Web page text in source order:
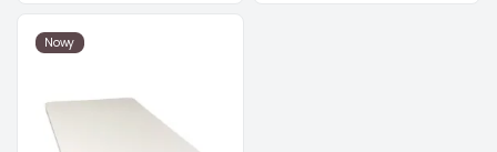
Nowy